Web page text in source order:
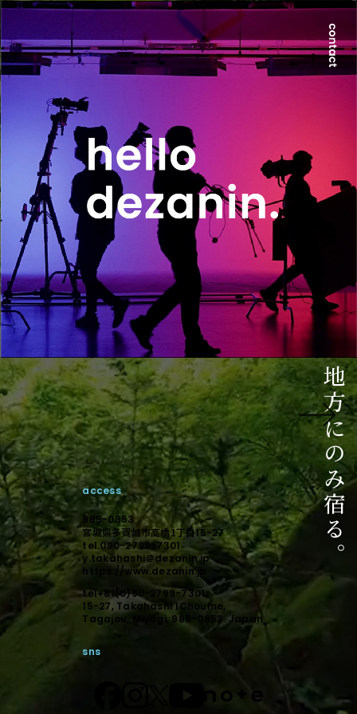
世界が求める本質は、地方にのみ宿る。
相談からのスタートでも構いません。
未来に向けて顕在化しましょう。
ご相談はこちら
デザインで顕在化する。
access
985-0853
宮城県多賀城市高橋1丁目15-27
tel.090-2799-7301
y.takahashi＠dezanin.jp
https://www.dezanin.jp
tel+81(0)90-2799-7301
15-27, Takahashi 1Choume,
Tagajou, Miyagi, 985-0853. Japan
sns